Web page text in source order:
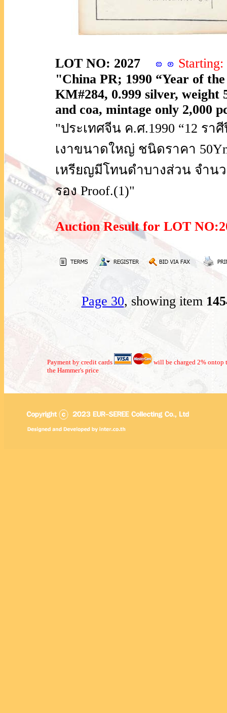
LOT NO: 2027
"China PR; 1990 “Year of
KM#284, 0.999 silver,
and coa, mintage only 2,000
"ประเทศจีน ค.ศ.1990 “12 ร
เงาขนาดใหญ่ ชนิดราคา
เหรียญมีโทนดำบางส่วน จำน
รอง Proof.(1)"
Auction Result for LOT
Page 30, showing item
Payment by credit cards
will be charged 2% ontop
the Hammer's price